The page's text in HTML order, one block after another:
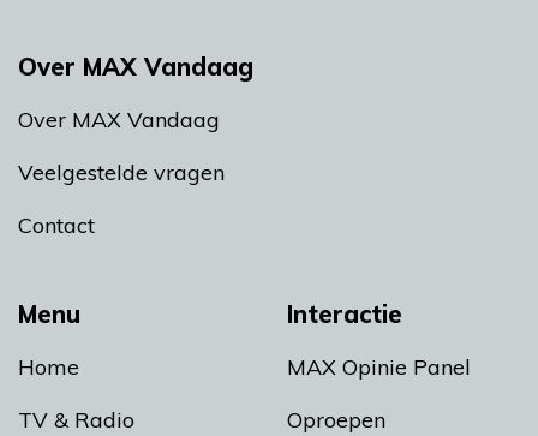
Menu
Home
TV & Radio
Interactie
MAX Opinie Panel
Oproepen
Over MAX Vandaag
Over MAX Vandaag
Veelgestelde vragen
Contact